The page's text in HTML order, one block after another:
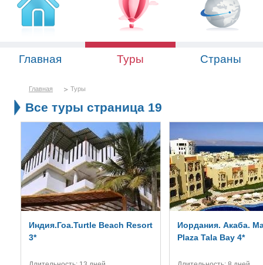
Главная Туры Страны
Главная Туры
Все туры страница 19
Индия.Гоа.Turtle Beach Resort
3*
Иордания. Акаба.
Plaza Tala Bay 4*